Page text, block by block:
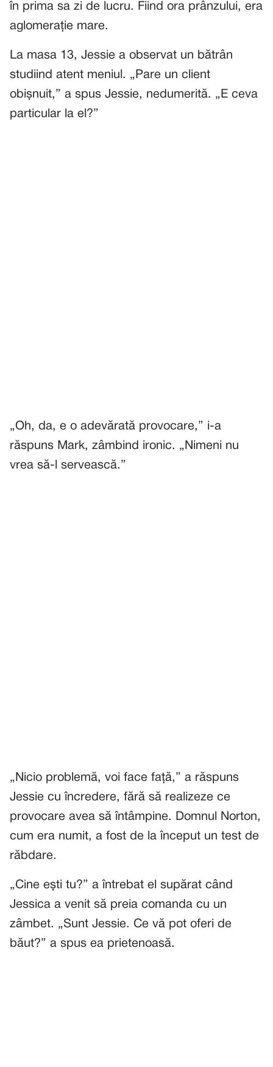
în prima sa zi de lucru. Fiind ora prânzului, era
aglomerație mare.
La masa 13, Jessie a observat un bătrân
studiind atent meniul. „Pare un client
obișnuit,” a spus Jessie, nedumerită. „E ceva
particular la el?”
„Oh, da, e o adevărată provocare,” i-a
răspuns Mark, zâmbind ironic. „Nimeni nu
vrea să-l servească.”
„Nicio problemă, voi face față,” a răspuns
Jessie cu încredere, fără să realizeze ce
provocare avea să întâmpine. Domnul Norton,
cum era numit, a fost de la început un test de
răbdare.
„Cine ești tu?” a întrebat el supărat când
Jessica a venit să preia comanda cu un
zâmbet. „Sunt Jessie. Ce vă pot oferi de
băut?” a spus ea prietenoasă.